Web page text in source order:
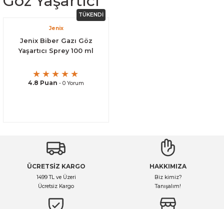
TÜKENDİ
Jenix
Jenix Biber Gazı Göz
Yaşartıcı Sprey 100 ml
4.8 Puan - 0 Yorum
ÜCRETSİZ KARGO
1499 TL ve Üzeri
Ücretsiz Kargo
HAKKIMIZA
Biz kimiz?
Tanışalım!